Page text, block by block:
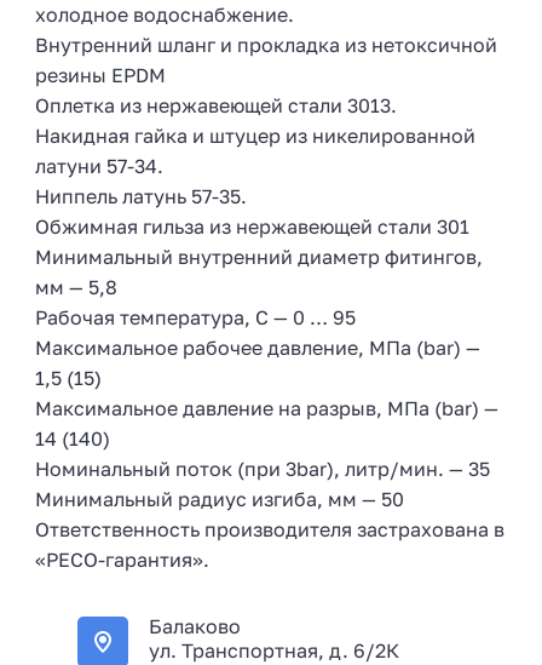
холодное водоснабжение.
Внутренний шланг и прокладка из нетоксичной
резины EPDM
Оплетка из нержавеющей стали 3013.
Накидная гайка и штуцер из никелированной
латуни 57-34.
Ниппель латунь 57-35.
Обжимная гильза из нержавеющей стали 301
Минимальный внутренний диаметр фитингов,
мм — 5,8
Рабочая температура, С — 0 … 95
Максимальное рабочее давление, МПа (bar) —
1,5 (15)
Максимальное давление на разрыв, МПа (bar) —
14 (140)
Номинальный поток (при 3bar), литр/мин. — 35
Минимальный радиус изгиба, мм — 50
Ответственность производителя застрахована в
«РЕСО-гарантия».
Балаково
ул. Транспортная, д. 6/2К